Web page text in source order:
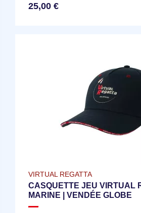
25,00 €
VIRTUAL REGATTA
CASQUETTE JEU VIRTUAL
MARINE | VENDÉE GLOBE